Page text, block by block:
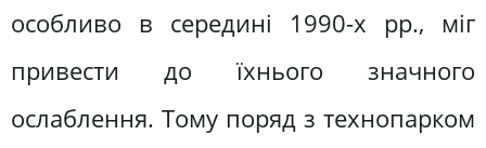
особливо в середині 1990-х рр., міг
привести до їхнього значного
ослаблення. Тому поряд з технопарком